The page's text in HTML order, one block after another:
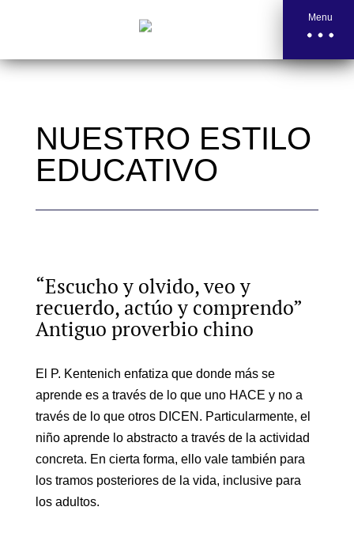
Menu
NUESTRO ESTILO
EDUCATIVO
“Escucho y olvido, veo y
recuerdo, actúo y comprendo”
Antiguo proverbio chino
El P. Kentenich enfatiza que donde más se
aprende es a través de lo que uno HACE y no a
través de lo que otros DICEN. Particularmente, el
niño aprende lo abstracto a través de la actividad
concreta. En cierta forma, ello vale también para
los tramos posteriores de la vida, inclusive para
los adultos.